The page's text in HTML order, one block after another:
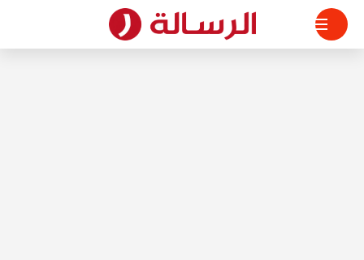
التجاوز
المحتوى